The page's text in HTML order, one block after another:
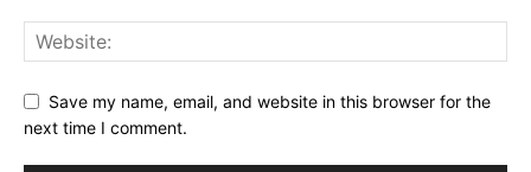
Save my name, email, and website in this browser for the
next time I comment.